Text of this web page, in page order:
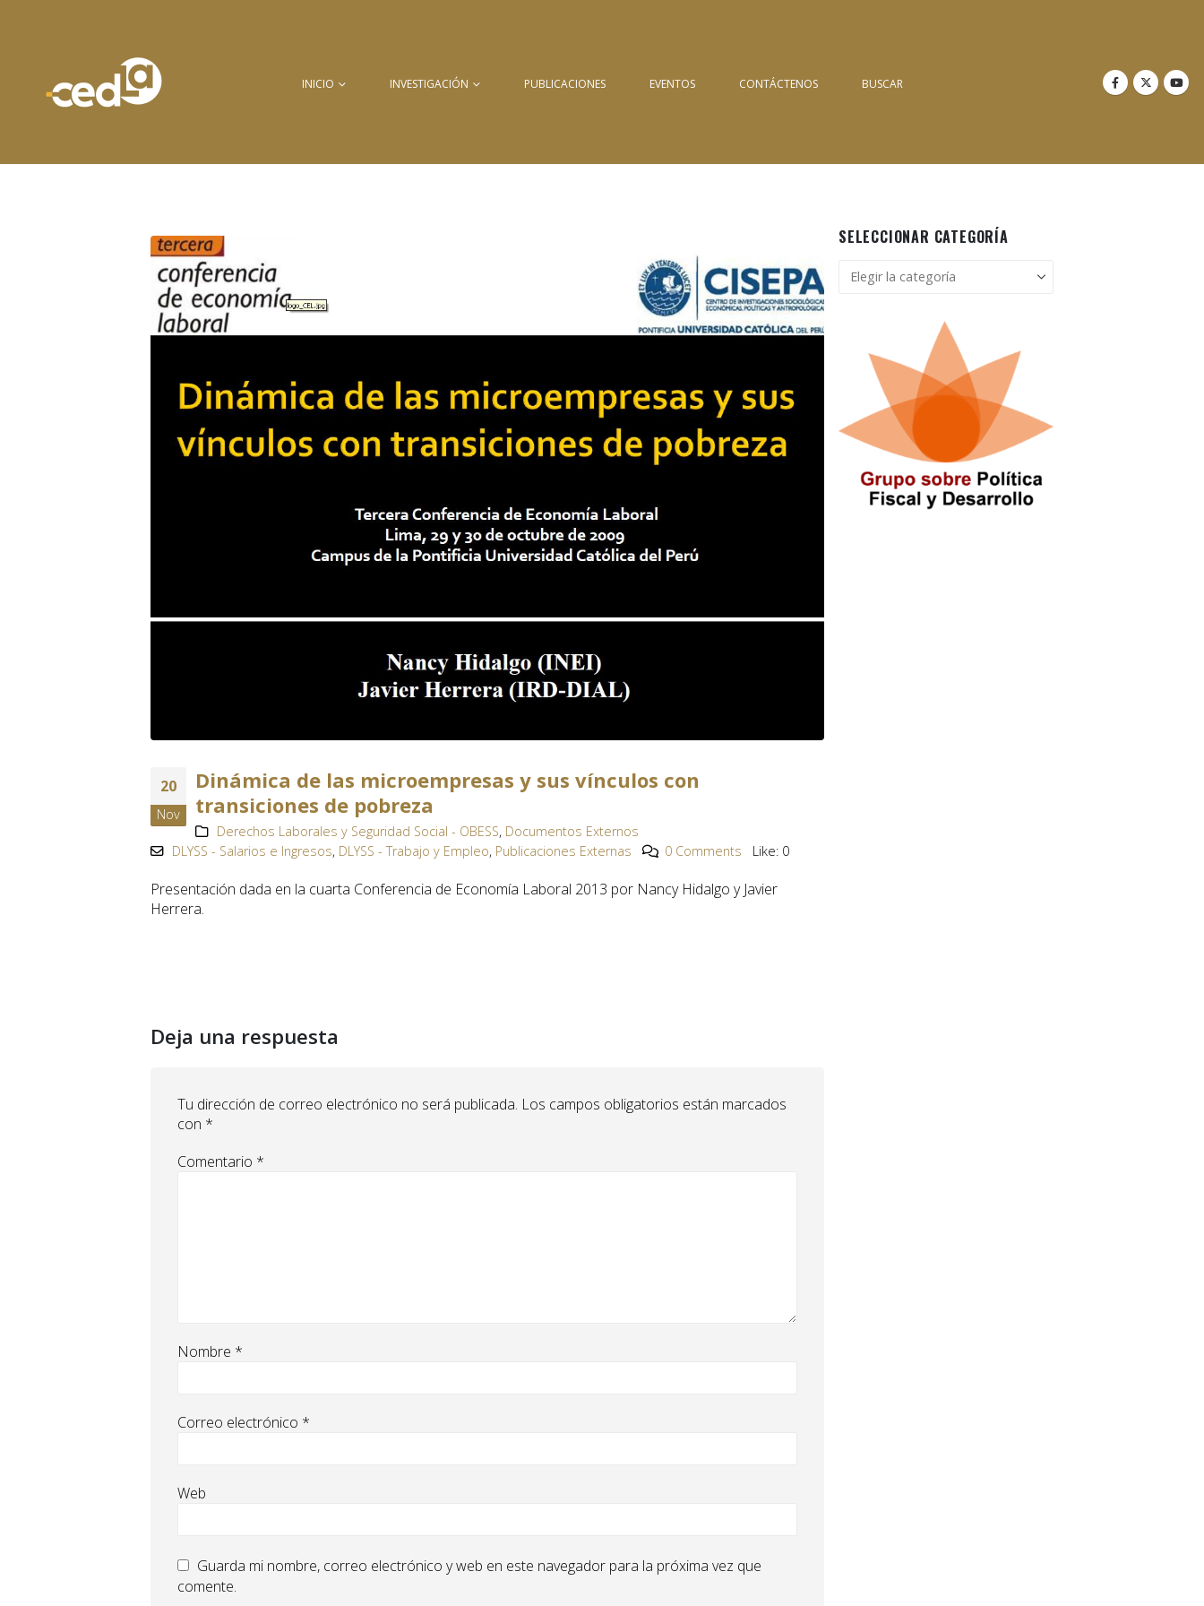
INICIO INVESTIGACIÓN PUBLICACIONES EVENTOS CONTÁCTENOS BUSCAR
20
Nov
Dinámica de las microempresas y sus vínculos con
transiciones de pobreza
Derechos Laborales y Seguridad Social - OBESS, Documentos Externos
DLYSS - Salarios e Ingresos, DLYSS - Trabajo y Empleo, Publicaciones Externas 0 Comments Like: 0
Presentación dada en la cuarta Conferencia de Economía Laboral 2013 por Nancy Hidalgo y Javier
Herrera.
Deja una respuesta
Tu dirección de correo electrónico no será publicada. Los campos obligatorios están marcados
con *
Comentario *
Nombre *
Correo electrónico *
Web
Guarda mi nombre, correo electrónico y web en este navegador para la próxima vez que
comente.
SELECCIONAR CATEGORÍA
Seleccionar
categoría